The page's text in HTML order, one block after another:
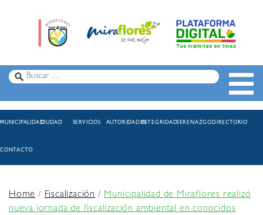
MUNICIPALIDADCIUDAD SERVICIOS AUTORIDADESINTEGRIDADSERENAZGODIRECTORIO
CONTACTO
Home/Fiscalización /Municipalidad de Miraflores realizó
nueva jornada de fiscalización ambiental en conocidos